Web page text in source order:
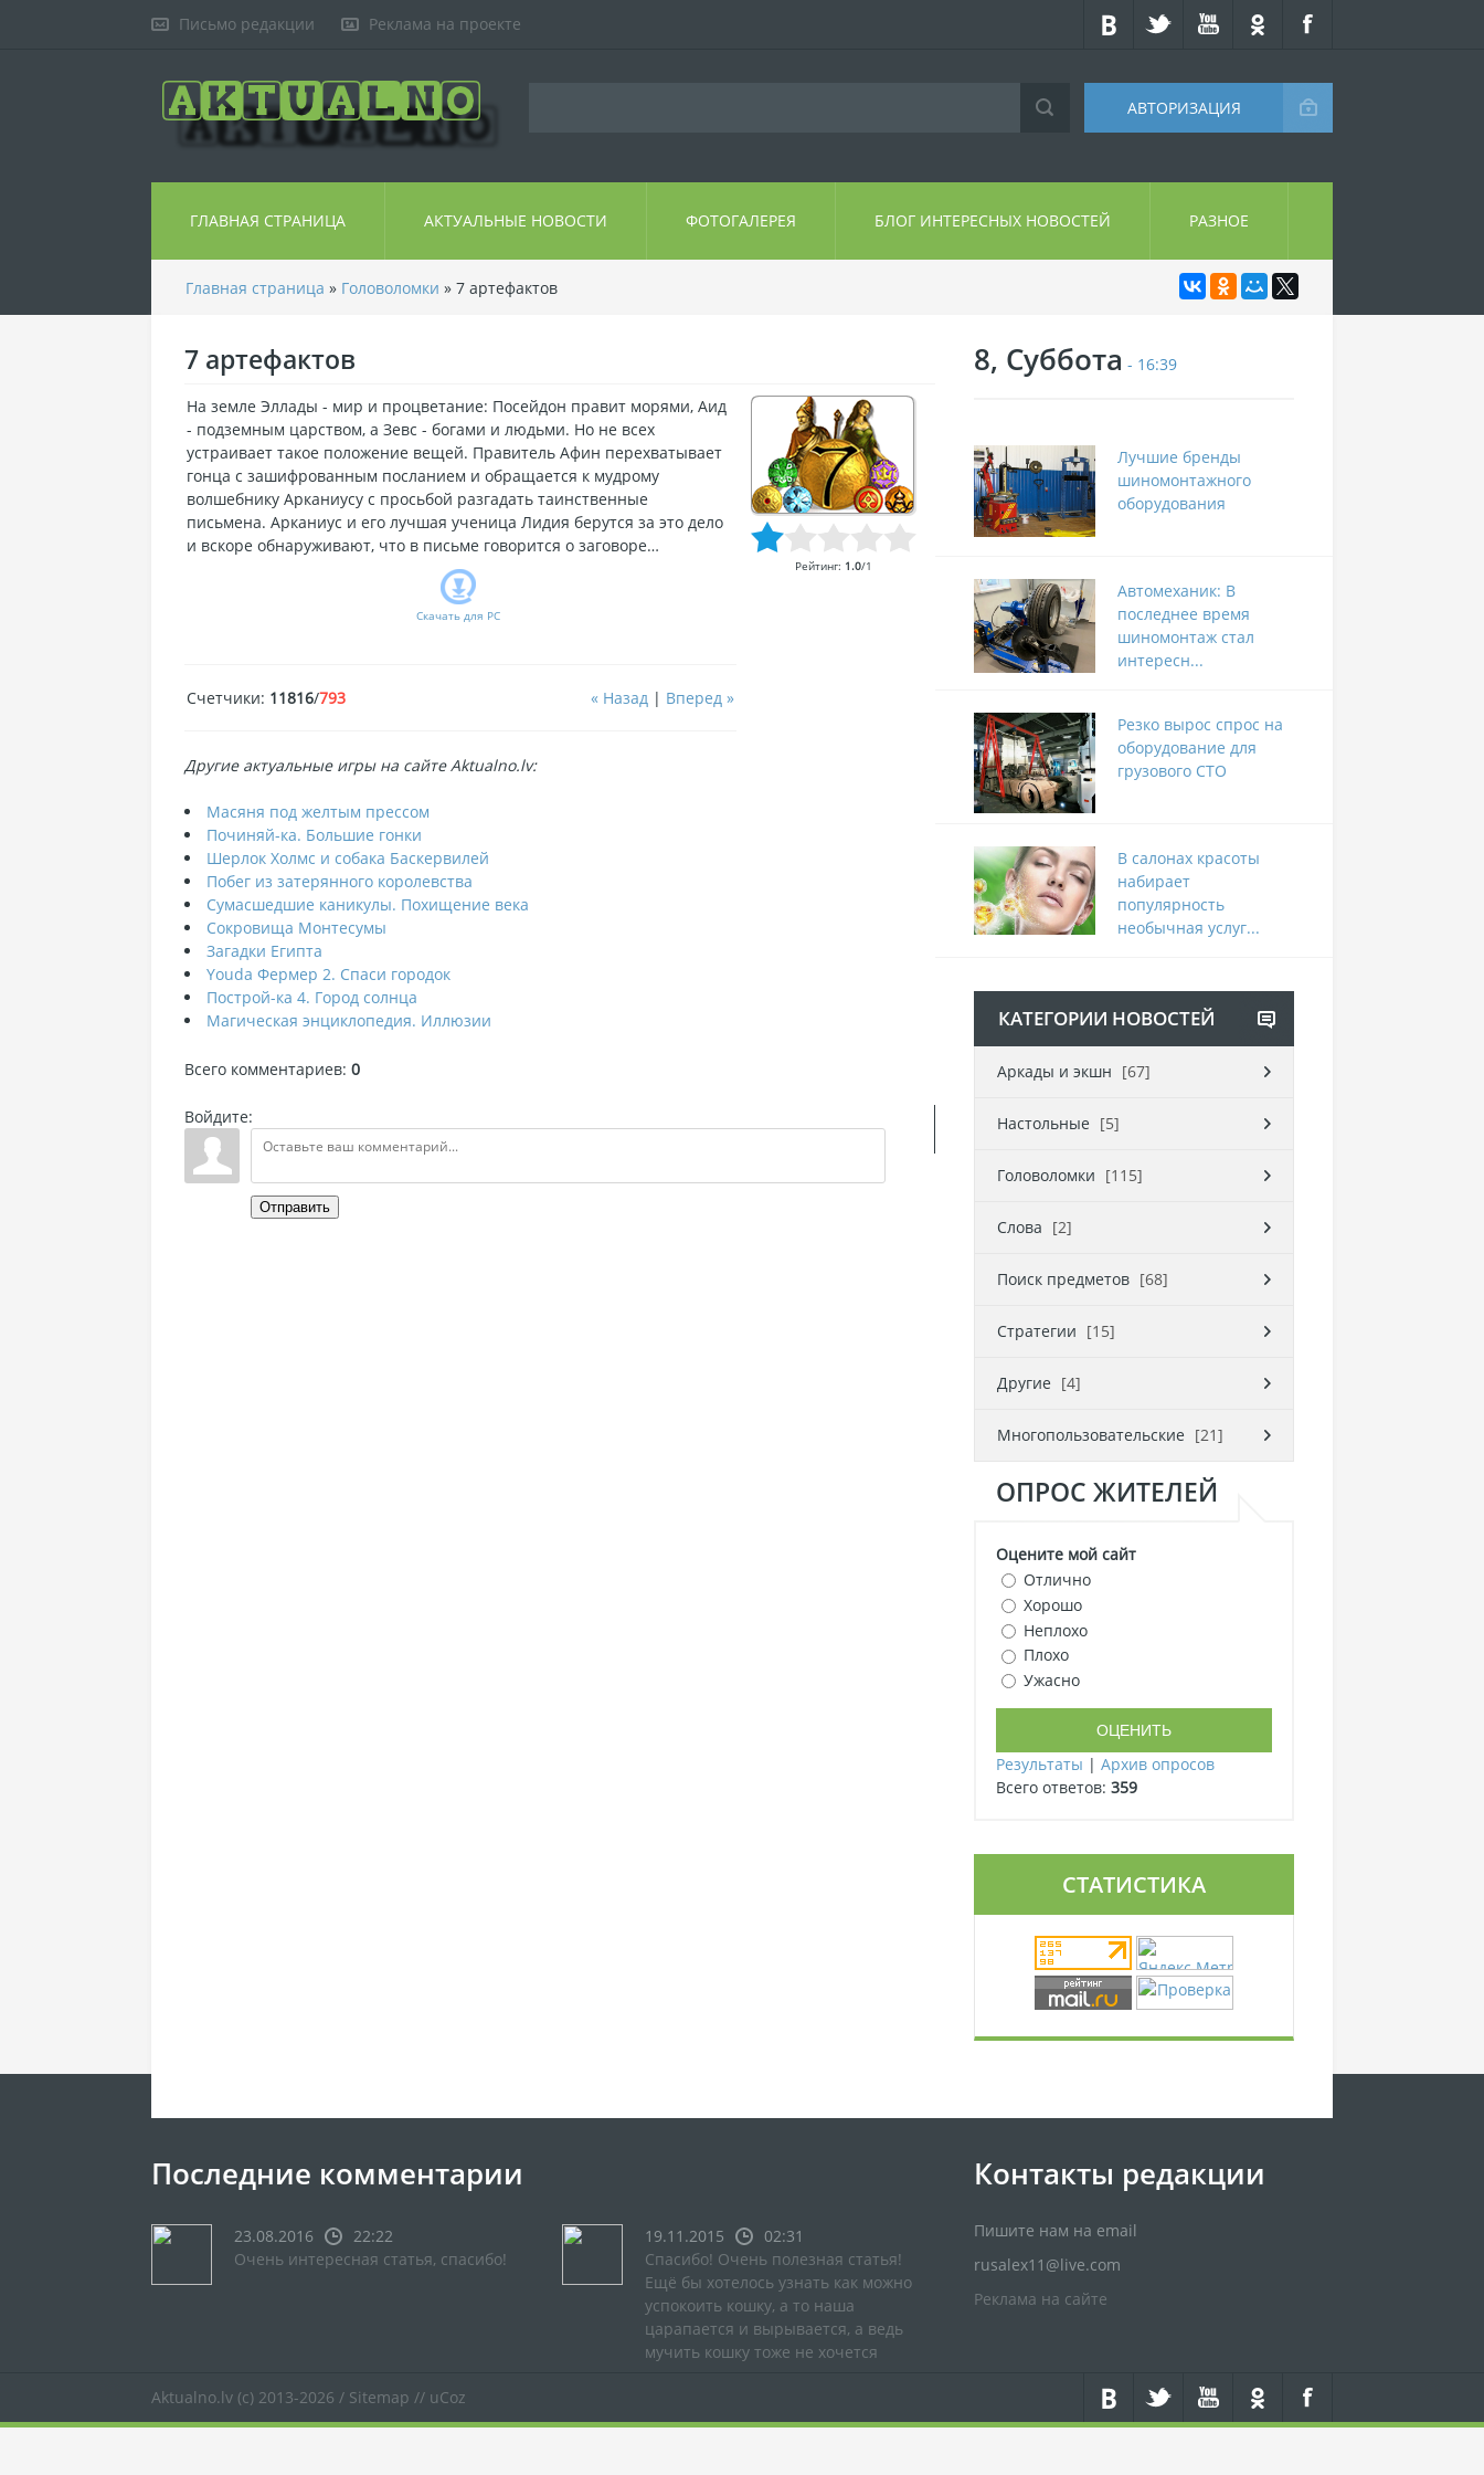
Письмо редакции Реклама на проекте
АВТОРИЗАЦИЯ
ГЛАВНАЯ СТРАНИЦА АКТУАЛЬНЫЕ НОВОСТИ ФОТОГАЛЕРЕЯ БЛОГ ИНТЕРЕСНЫХ НОВОСТЕЙ РАЗНОЕ
Главная страница » Головоломки » 7 артефактов
7 артефактов
На земле Эллады - мир и процветание: Посейдон правит морями, Аид
- подземным царством, а Зевс - богами и людьми. Но не всех
устраивает такое положение вещей. Правитель Афин перехватывает
гонца с зашифрованным посланием и обращается к мудрому
волшебнику Арканиусу с просьбой разгадать таинственные
письмена. Арканиус и его лучшая ученица Лидия берутся за это дело
и вскоре обнаруживают, что в письме говорится о заговоре…
Скачать для PC
Рейтинг: 1.0/1
« Назад | Вперед »
Счетчики: 11816/793
Другие актуальные игры на сайте Aktualno.lv:
Масяня под желтым прессом
Починяй-ка. Большие гонки
Шерлок Холмс и собака Баскервилей
Побег из затерянного королевства
Сумасшедшие каникулы. Похищение века
Сокровища Монтесумы
Загадки Египта
Youda Фермер 2. Спаси городок
Построй-ка 4. Город солнца
Магическая энциклопедия. Иллюзии
Всего комментариев: 0
Войдите:
Отправить
8, Суббота - 16:39
Лучшие бренды
шиномонтажного
оборудования
Автомеханик: В
последнее время
шиномонтаж стал
интересн...
Резко вырос спрос на
оборудование для
грузового СТО
В салонах красоты
набирает
популярность
необычная услуг...
КАТЕГОРИИ НОВОСТЕЙ
Аркады и экшн [67]
Настольные [5]
Головоломки [115]
Слова [2]
Поиск предметов [68]
Стратегии [15]
Другие [4]
Многопользовательские [21]
ОПРОС ЖИТЕЛЕЙ
Оцените мой сайт
Отлично
Хорошо
Неплохо
Плохо
Ужасно
Результаты | Архив опросов
Всего ответов: 359
СТАТИСТИКА
Последние комментарии
23.08.2016
22:22
Очень интересная статья, спасибо!
19.11.2015
02:31
Спасибо! Очень полезная статья!
Ещё бы хотелось узнать как можно
успокоить кошку, а то наша
царапается и вырывается, а ведь
мучить кошку тоже не хочется
Контакты редакции
Пишите нам на email
rusalex11@live.com
Реклама на сайте
Aktualno.lv (c) 2013-2026 / Sitemap // uCoz